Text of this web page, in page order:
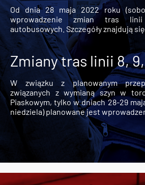
Od dnia 28 maja 2022 roku
wprowadzenie zmian tras
autobusowych. Szczegóły znajdują
Zmiany tras linii 8, 9,
W związku z planowanym
związanych z wymianą szyn w
Piaskowym, tylko w dniach 28-29
niedziela) planowane jest